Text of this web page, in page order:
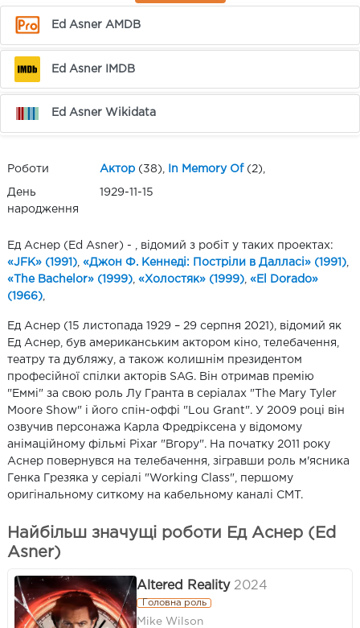
Ed Asner AMDB
Ed Asner IMDB
Ed Asner Wikidata
Роботи Актор (38), In Memory Of(2),
День
народження
1929-11-15
Ед Аснер (Ed Asner) - , відомий з робіт у таких проектах:
«JFK» (1991) «Джон Ф. Кеннеді: Постріли в Далласі» (1991)
«The Bachelor» (1999) «Холостяк» (1999) «El Dorado»
(1966)
Ед Аснер (15 листопада 1929 – 29 серпня 2021), відомий як
Ед Аснер, був американським актором кіно, телебачення,
театру та дубляжу, а також колишнім президентом
професійної спілки акторів SAG. Він отримав премію
"Еммі" за свою роль Лу Гранта в серіалах "The Mary Tyler
Moore Show" і його спін-оффі "Lou Grant". У 2009 році він
озвучив персонажа Карла Фредріксена у відомому
анімаційному фільмі Pixar "Вгору". На початку 2011 року
Аснер повернувся на телебачення, зігравши роль м'ясника
Генка Грезяка у серіалі "Working Class", першому
оригінальному ситкому на кабельному каналі CMT.
Найбільш значущі роботи Ед Аснер (Ed
Asner)
Altered Reality 2024
Головна роль
Mike Wilson